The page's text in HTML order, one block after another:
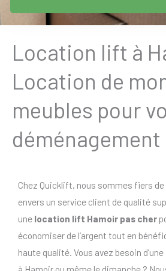
Location lift à
Location de
meubles pour
déménagement
Chez Quicklift, nous sommes fiers
envers un service client de qualité
une location lift Hamoir pas cher
économiser de l’argent tout en
haute qualité. Vous avez besoin d’une